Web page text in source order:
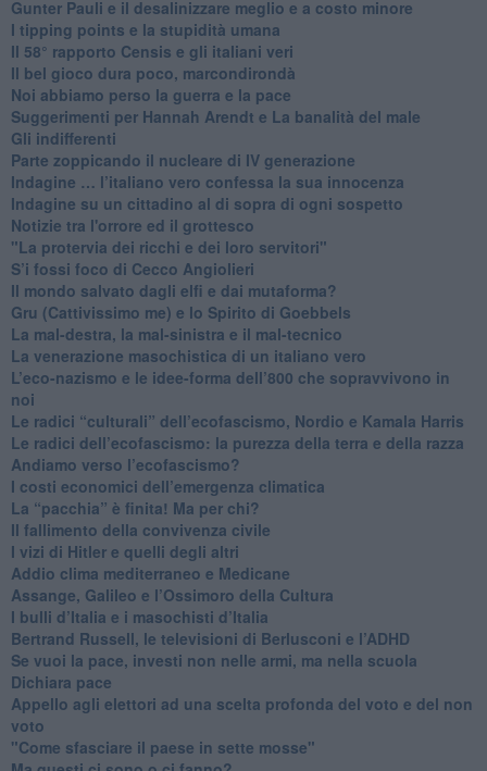
​Gunter Pauli e il desalinizzare meglio e a costo minore
I tipping points e la stupidità umana
​Il 58° rapporto Censis e gli italiani veri
​Il bel gioco dura poco, marcondirondà
Noi abbiamo perso la guerra e la pace
Suggerimenti per Hannah Arendt e La banalità del male
​Gli indifferenti
Parte zoppicando il nucleare di IV generazione
​Indagine … l’italiano vero confessa la sua innocenza
Indagine su un cittadino al di sopra di ogni sospetto
Notizie tra l'orrore ed il grottesco
"La protervia dei ricchi e dei loro servitori"
S’i fossi foco di Cecco Angiolieri
​Il mondo salvato dagli elfi e dai mutaforma?
Gru (Cattivissimo me) e lo Spirito di Goebbels
​La mal-destra, la mal-sinistra e il mal-tecnico
​La venerazione masochistica di un italiano vero
​L’eco-nazismo e le idee-forma dell’800 che sopravvivono in
noi
​Le radici “culturali” dell’ecofascismo, Nordio e Kamala Harris
Le radici dell’ecofascismo: la purezza della terra e della razza
Andiamo verso l’ecofascismo?
I costi economici dell’emergenza climatica
​La “pacchia” è finita! Ma per chi?
​Il fallimento della convivenza civile
​I vizi di Hitler e quelli degli altri
Addio clima mediterraneo e Medicane
​Assange, Galileo e l’Ossimoro della Cultura
​I bulli d’Italia e i masochisti d’Italia
​Bertrand Russell, le televisioni di Berlusconi e l’ADHD
​Se vuoi la pace, investi non nelle armi, ma nella scuola
​Dichiara pace
​Appello agli elettori ad una scelta profonda del voto e del non
voto
"Come sfasciare il paese in sette mosse"